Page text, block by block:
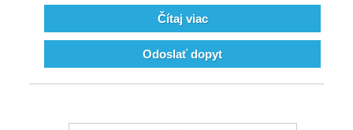
Čítaj viac
Odoslať dopyt